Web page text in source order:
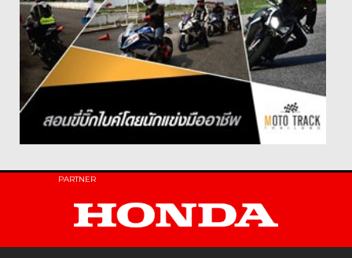
PARTNER